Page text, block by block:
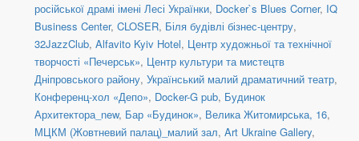
російської драмі імені Лесі Українки, Docker`s Blues Corner, IQ
Business Center, CLOSER, Біля будівлі бізнес-центру,
32JazzClub, Alfavito Kyiv Hotel, Центр художньої та технічної
творчості «Печерськ», Центр культури та мистецтв
Дніпровського району, Український малий драматичний театр,
Конференц-хол «Депо», Docker-G pub, Будинок
Архитектора_new, Бар «Будинок», Велика Житомирська, 16,
МЦКМ (Жовтневий палац)_малий зал, Art Ukraine Gallery,